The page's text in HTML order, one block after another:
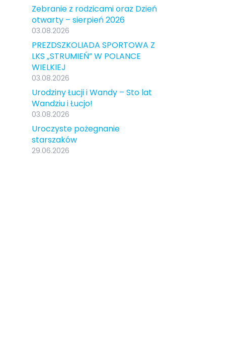
Zebranie z rodzicami oraz Dzień
otwarty – sierpień 2026
03.08.2026
PREZDSZKOLIADA SPORTOWA Z
LKS „STRUMIEŃ” W POLANCE
WIELKIEJ
03.08.2026
Urodziny Łucji i Wandy – Sto lat
Wandziu i Łucjo!
03.08.2026
Uroczyste pożegnanie
starszaków
29.06.2026